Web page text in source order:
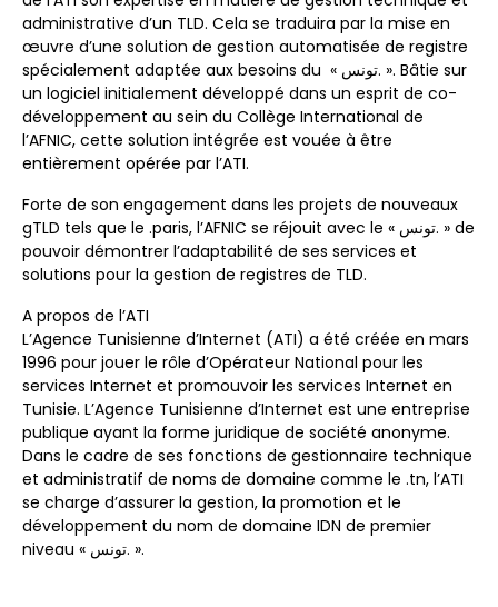
administrative d’un TLD. Cela se traduira par la mise en
œuvre d’une solution de gestion automatisée de registre
spécialement adaptée aux besoins du « تونس. ». Bâtie sur
un logiciel initialement développé dans un esprit de co-
développement au sein du Collège International de
l’AFNIC, cette solution intégrée est vouée à être
entièrement opérée par l’ATI.
Forte de son engagement dans les projets de nouveaux
gTLD tels que le .paris, l’AFNIC se réjouit avec le « تونس. » de
pouvoir démontrer l’adaptabilité de ses services et
solutions pour la gestion de registres de TLD.
A propos de l’ATI
L’Agence Tunisienne d’Internet (ATI) a été créée en mars
1996 pour jouer le rôle d’Opérateur National pour les
services Internet et promouvoir les services Internet en
Tunisie. L’Agence Tunisienne d’Internet est une entreprise
publique ayant la forme juridique de société anonyme.
Dans le cadre de ses fonctions de gestionnaire technique
et administratif de noms de domaine comme le .tn, l’ATI
se charge d’assurer la gestion, la promotion et le
développement du nom de domaine IDN de premier
niveau « تونس. ».